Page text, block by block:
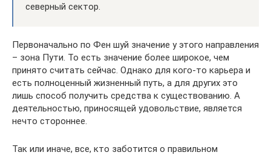
северный сектор.
Первоначально по Фен шуй значение у этого направления
– зона Пути. То есть значение более широкое, чем
принято считать сейчас. Однако для кого-то карьера и
есть полноценный жизненный путь, а для других это
лишь способ получить средства к существованию. А
деятельностью, приносящей удовольствие, является
нечто стороннее.
Так или иначе, все, кто заботится о правильном